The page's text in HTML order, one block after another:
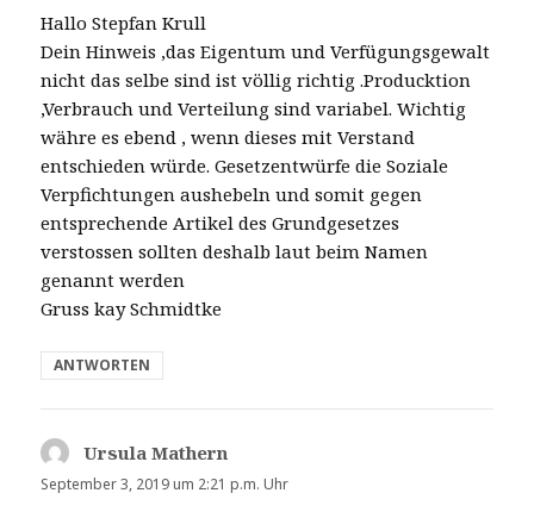
Hallo Stepfan Krull
Dein Hinweis ,das Eigentum und Verfügungsgewalt
nicht das selbe sind ist völlig richtig .Producktion
,Verbrauch und Verteilung sind variabel. Wichtig
währe es ebend , wenn dieses mit Verstand
entschieden würde. Gesetzentwürfe die Soziale
Verpfichtungen aushebeln und somit gegen
entsprechende Artikel des Grundgesetzes
verstossen sollten deshalb laut beim Namen
genannt werden
Gruss kay Schmidtke
ANTWORTEN
Ursula Mathern
September 3, 2019 um 2:21 p.m. Uhr